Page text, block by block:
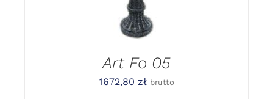
Art Fo 05
1672,80 zł brutto